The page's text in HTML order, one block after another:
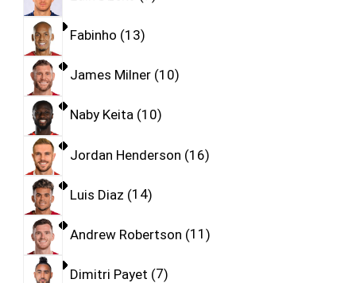
Fabinho 13
James Milner 10
Naby Keita 10
Jordan Henderson 16
Luis Diaz 14
Andrew Robertson 11
Dimitri Payet 7